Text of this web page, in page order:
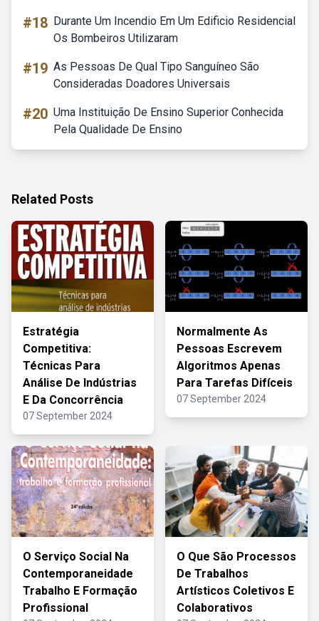
#18 Durante Um Incendio Em Um Edificio Residencial
Os Bombeiros Utilizaram
#19 As Pessoas De Qual Tipo Sanguíneo São
Consideradas Doadores Universais
#20 Uma Instituição De Ensino Superior Conhecida
Pela Qualidade De Ensino
Related Posts
Estratégia
Competitiva:
Técnicas Para
Análise De Indústrias
E Da Concorrência
07 September 2024
Normalmente As
Pessoas Escrevem
Algoritmos Apenas
Para Tarefas Difíceis
07 September 2024
O Serviço Social Na
Contemporaneidade
Trabalho E Formação
Profissional
O Que São Processos
De Trabalhos
Artísticos Coletivos E
Colaborativos